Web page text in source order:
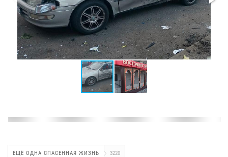
ЕЩЁ ОДНА СПАСЕННАЯ ЖИЗНЬ 3220